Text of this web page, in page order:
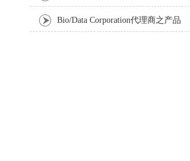
121，Fenestra HDVC动物CT造影剂
Bio/Data Corporation代理商之产品